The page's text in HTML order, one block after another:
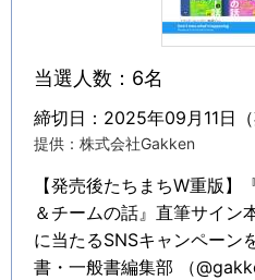
当選人数：6名
締切日：2025年09月11日（
提供：株式会社Gakken
【発売後たちまちW重版
＆チームの話』直筆サイン
に当たるSNSキャンペー
書・一般書編集部 （